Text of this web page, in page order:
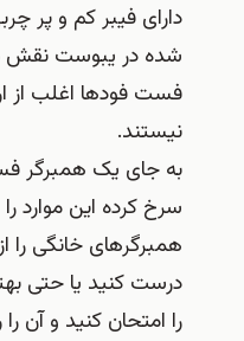
دارای فیبر کم و پر
شده در یبوست نقش
فست فودها اغلب از
نیستند.
به جای یک همبرگر
سرخ کرده این موارد
همبرگرهای خانگی را
درست کنید یا حتی
را امتحان کنید و